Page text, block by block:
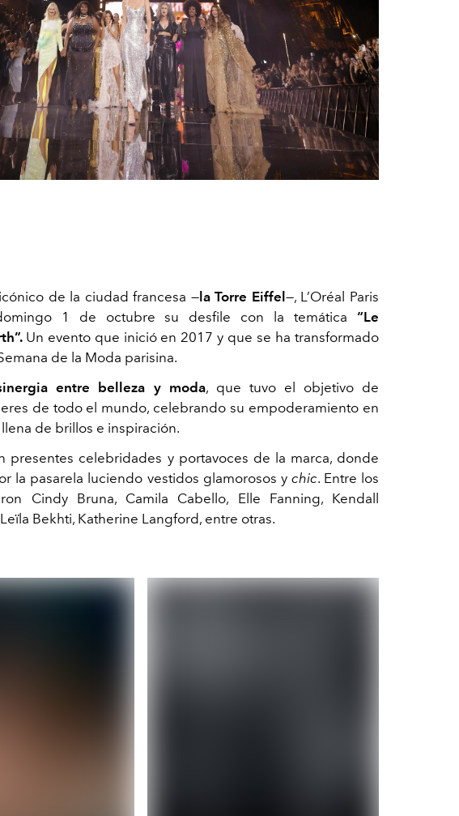
de la ciudad francesa —la Torre Eiffel—, L’Oréal Paris
1 de octubresu desfile con la temática“Le
”. Un evento que inició en 2017 y que se ha transformado
de la Moda parisina.
entre belleza y moda, que tuvo el objetivo de
de todo el mundo, celebrando su empoderamiento en
de brillos e inspiración.
presentes celebridades y portavoces de la marca, donde
la pasarela luciendo vestidos glamorosos y chic. Entre los
Cindy Bruna, Camila Cabello, Elle Fanning, Kendall
Leïla Bekhti, Katherine Langford, entre otras.